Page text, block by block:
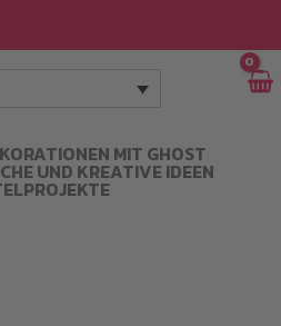
MIT GHOST
UND KREATIVE IDEEN